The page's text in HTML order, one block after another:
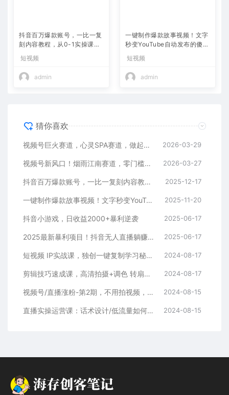
抖音百万爆款账号，一比一复
刻内容教程，从0-1实操课，
小白也能学会，复制爆款，月
入10w+
短视频
admin
一键制作爆款故事视频！文字
秒变YouTube自动发布的傻瓜
式教程
短视频
admin
猜你喜欢
视频号巨火赛道，心灵SPA赛道，做起来超简单，每天收益800+ 2026-03-29
视频号新风口！烟雨江南赛道，零门槛日入 500+ 2026-03-27
抖音百万爆款账号，一比一复刻内容教程，从0-1实操课，小白也能学会，复制爆款，月入10w+ 2025-12-17
一键制作爆款故事视频！文字秒变YouTube自动发布的傻瓜式教程 2025-11-20
抖音小游戏，日收益2000+暴利逆袭 2025-06-17
2025最新暴利项目！抖音无人直播躺赚攻略！抖音无人直播3.0玩法！0门槛… 2025-06-17
短视频 IP实战课，独创一键复制学习秘籍，转战新领域，月赚五万轻松行 2024-08-17
剪辑技巧速成课，高清拍摄+调色 转扇子，建筑-抠图精通，新手秒变剪辑专家 2024-08-17
视频号/直播涨粉-第2期，不用拍视频，不用卖货，在直播间做菜，就可以搞钱 2024-08-15
直播实操运营课：话术设计/低流量如何提升/话术框架/全场燃爆/非常干货 2024-08-15